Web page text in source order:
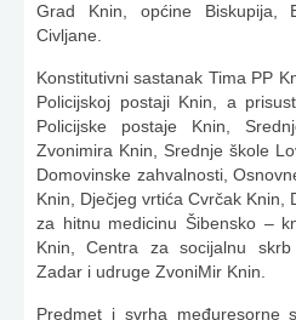
Grad Knin, općine Biskupija,
Civljane.
Konstitutivni sastanak Tima PP
Policijskoj postaji Knin, a
Policijske postaje Knin,
Zvonimira Knin, Srednje škole
Domovinske zahvalnosti,
Knin, Dječjeg vrtića Cvrčak Knin,
za hitnu medicinu Šibensko –
Knin, Centra za socijalnu
Zadar i udruge ZvoniMir Knin.
Predmet i svrha međuresorne